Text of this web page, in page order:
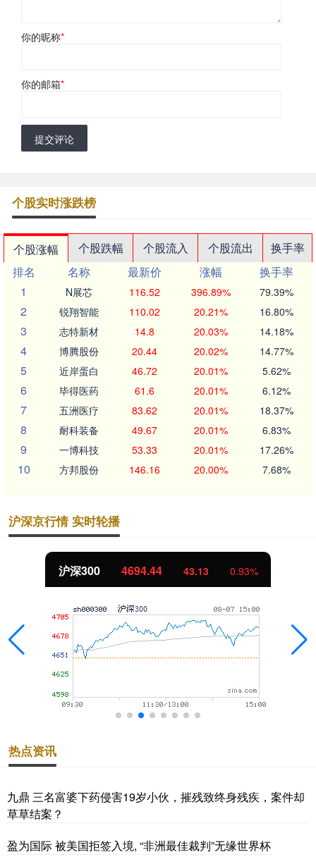
你的昵称*
你的邮箱*
提交评论
个股实时涨跌榜
个股涨幅 个股跌幅 个股流入 个股流出
换手率
排名
名称 最新价 涨幅
换手率
1
N展芯 116.52 396.89% 79.39%
2 锐翔智能 110.02 20.21% 16.80%
3 志特新材 14.8 20.03% 14.18%
4 博腾股份 20.44 20.02% 14.77%
5 近岸蛋白 46.72 20.01% 5.62%
6 毕得医药 61.6 20.01% 6.12%
7 五洲医疗 83.62 20.01% 18.37%
8 耐科装备 49.67 20.01% 6.83%
9 一博科技 53.33 20.01% 17.26%
10 方邦股份 146.16 20.00% 7.68%
沪深京行情 实时轮播
北证50 1134.24 11.37 1.01%
热点资讯
九鼎 三名富婆下药侵害19岁小伙，摧残致终身残疾，案件却
草草结案？
盈为国际 被美国拒签入境, “非洲最佳裁判”无缘世界杯